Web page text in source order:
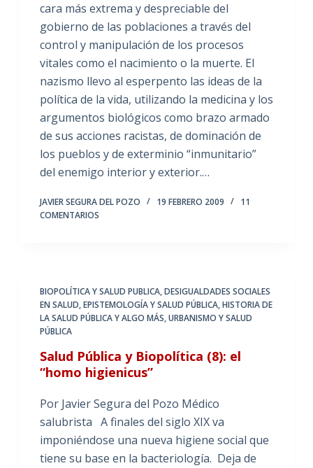
cara más extrema y despreciable del
gobierno de las poblaciones a través del
control y manipulación de los procesos
vitales como el nacimiento o la muerte. El
nazismo llevo al esperpento las ideas de la
política de la vida, utilizando la medicina y los
argumentos biológicos como brazo armado
de sus acciones racistas, de dominación de
los pueblos y de exterminio “inmunitario”
del enemigo interior y exterior.…
JAVIER SEGURA DEL POZO 19 FEBRERO 2009
11
COMENTARIOS
BIOPOLÍTICA Y SALUD PUBLICA,DESIGUALDADES SOCIALES
EN SALUD,EPISTEMOLOGÍA Y SALUD PÚBLICA,HISTORIA DE
LA SALUD PÚBLICA Y ALGO MÁS,URBANISMO Y SALUD
PÚBLICA
Salud Pública y Biopolítica (8): el
“homo higienicus”
Por Javier Segura del Pozo Médico
salubrista A finales del siglo XIX va
imponiéndose una nueva higiene social que
tiene su base en la bacteriología. Deja de